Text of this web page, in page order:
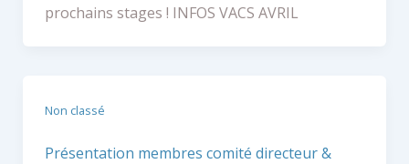
prochains stages ! INFOS VACS AVRIL
Non classé
Présentation membres comité directeur &